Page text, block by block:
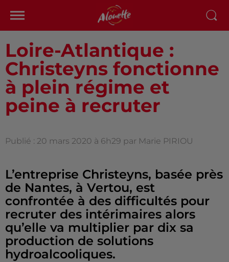
Loire-Atlantique :
Christeyns fonctionne
à plein régime et
peine à recruter
Publié : 20 mars 2020 à 6h29 par Marie PIRIOU
L’entreprise Christeyns, basée près
de Nantes, à Vertou, est
confrontée à des difficultés pour
recruter des intérimaires alors
qu’elle va multiplier par dix sa
production de solutions
hydroalcooliques.